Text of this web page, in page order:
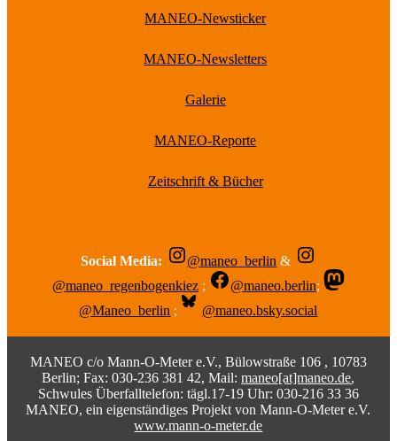
MANEO-Newsticker
MANEO-Newsletters
Galerie
MANEO-Reporte
Zeitschrift & Bücher
Social Media: @maneo_berlin &
@maneo_regenbogenkiez ; @maneo.berlin;
@Maneo_berlin ; @maneo.bsky.social
MANEO c/o Mann-O-Meter e.V., Bülowstraße 106 , 10783
Berlin; Fax: 030-236 381 42, Mail:maneo[at]maneo.de,
Schwules Überfalltelefon: tägl.17-19 Uhr: 030-216 33 36
MANEO, ein eigenständiges Projekt von Mann-O-Meter e.V.
www.mann-o-meter.de